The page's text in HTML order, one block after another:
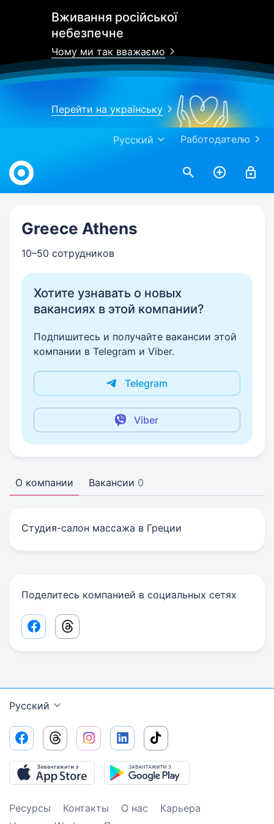
Вживання російської
небезпечне
Чому ми так вважаємо
Перейти на українську
Работодателю
Русский
Work.ua
Greece Athens
10–50 сотрудников
Хотите узнавать о новых
вакансиях в этой компании?
Подпишитесь и получайте вакансии этой
компании в Telegram и Viber.
Telegram
Viber
О компании Вакансии 0
Студия-салон массажа в Греции
Поделитесь компанией в социальных сетях
Facebook share link
Threads share link
Русский
Ресурсы Контакты О нас
Карьера